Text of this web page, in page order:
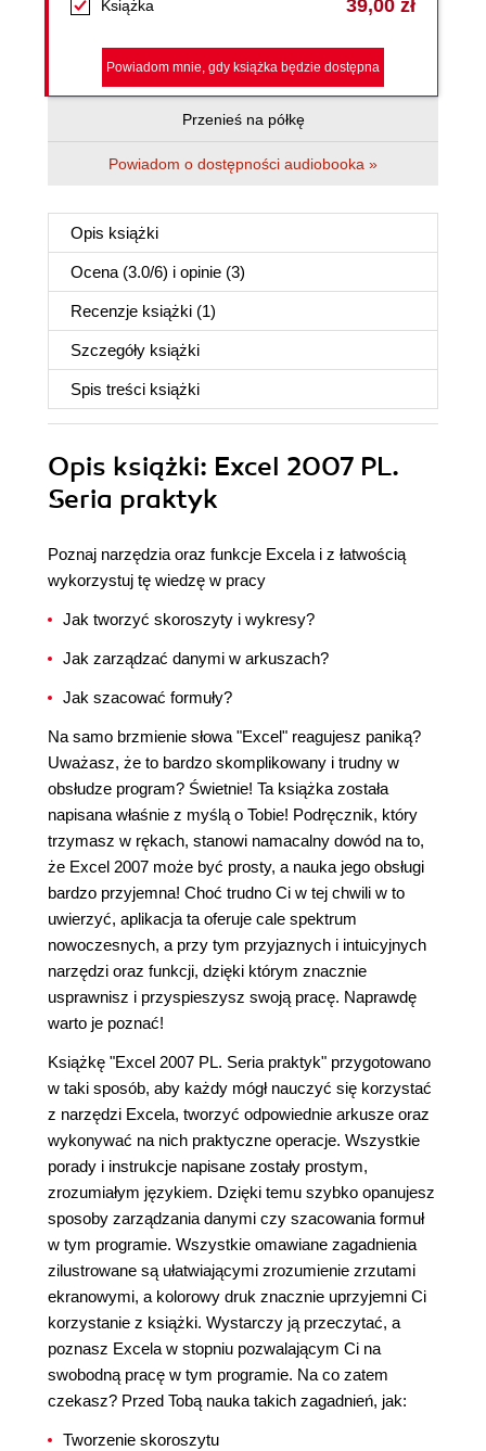
Książka 39,00 zł
Powiadom mnie, gdy książka będzie dostępna
Przenieś na półkę
Powiadom o dostępności audiobooka »
Opis książki
Ocena (3.0/6) i opinie (3)
Recenzje książki (1)
Szczegóły książki
Spis treści książki
Opis książki: Excel 2007 PL.
Seria praktyk
Poznaj narzędzia oraz funkcje Excela i z łatwością
wykorzystuj tę wiedzę w pracy
Jak tworzyć skoroszyty i wykresy?
Jak zarządzać danymi w arkuszach?
Jak szacować formuły?
Na samo brzmienie słowa "Excel" reagujesz paniką?
Uważasz, że to bardzo skomplikowany i trudny w
obsłudze program? Świetnie! Ta książka została
napisana właśnie z myślą o Tobie! Podręcznik, który
trzymasz w rękach, stanowi namacalny dowód na to,
że Excel 2007 może być prosty, a nauka jego obsługi
bardzo przyjemna! Choć trudno Ci w tej chwili w to
uwierzyć, aplikacja ta oferuje cale spektrum
nowoczesnych, a przy tym przyjaznych i intuicyjnych
narzędzi oraz funkcji, dzięki którym znacznie
usprawnisz i przyspieszysz swoją pracę. Naprawdę
warto je poznać!
Książkę "Excel 2007 PL. Seria praktyk" przygotowano
w taki sposób, aby każdy mógł nauczyć się korzystać
z narzędzi Excela, tworzyć odpowiednie arkusze oraz
wykonywać na nich praktyczne operacje. Wszystkie
porady i instrukcje napisane zostały prostym,
zrozumiałym językiem. Dzięki temu szybko opanujesz
sposoby zarządzania danymi czy szacowania formuł
w tym programie. Wszystkie omawiane zagadnienia
zilustrowane są ułatwiającymi zrozumienie zrzutami
ekranowymi, a kolorowy druk znacznie uprzyjemni Ci
korzystanie z książki. Wystarczy ją przeczytać, a
poznasz Excela w stopniu pozwalającym Ci na
swobodną pracę w tym programie. Na co zatem
czekasz? Przed Tobą nauka takich zagadnień, jak:
Tworzenie skoroszytu